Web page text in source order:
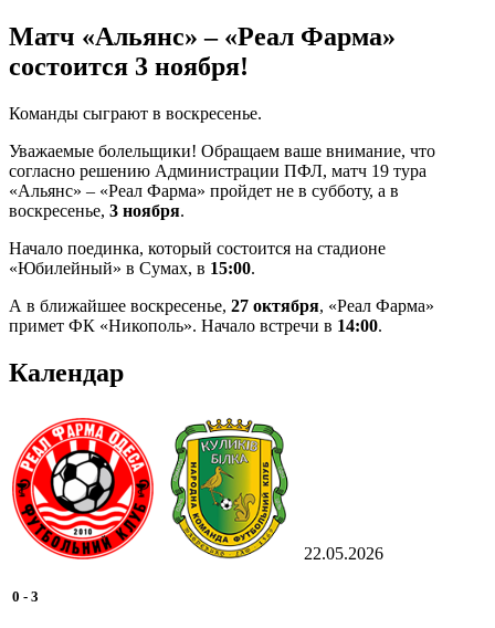
Матч «Альянс» – «Реал Фарма»
состоится 3 ноября!
Команды сыграют в воскресенье.
Уважаемые болельщики! Обращаем ваше внимание, что
согласно решению Администрации ПФЛ, матч 19 тура
«Альянс» – «Реал Фарма» пройдет не в субботу, а в
воскресенье, 3 ноября.
Начало поединка, который состоится на стадионе
«Юбилейный» в Сумах, в 15:00.
А в ближайшее воскресенье, 27 октября, «Реал Фарма»
примет ФК «Никополь». Начало встречи в 14:00.
Календар
22.05.2026
0 - 3